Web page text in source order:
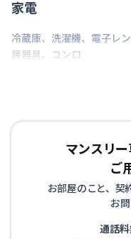
情報更新日
近隣に月極約1.5万円の駐
家電
冷蔵庫、 洗濯機、 電子レ
房器具、 コンロ
マンスリ
ご
お部屋のこと、契
お
通話